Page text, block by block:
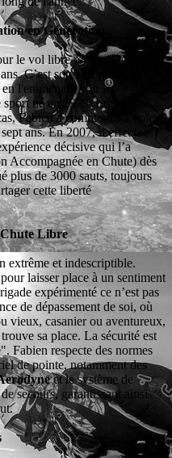
en Génération
le vol libre remonte aux
C’est son arrière-grand-
l'emmenant voir les
né en 1979. Inspiré par
Fabien a commencé à voler
ans. En 2007, il effectue
décisive qui l’a
Accompagnée en Chute) dès
plus de 3000 sauts, toujours
cette liberté
Libre
extrême et indescriptible.
laisser place à un sentiment
expérimenté ce n’est pas
de dépassement de soi, où
vieux, casanier ou aventureux,
sa place. La sécurité est
Fabien respecte des normes
de pointe, notamment des
et le système de
secours, garantissant ainsi